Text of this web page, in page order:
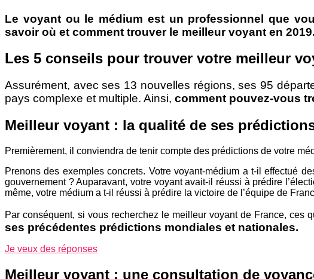
Le voyant ou le médium est un professionnel que
savoir où et comment trouver le meilleur voyant en 2019.
Les 5 conseils pour trouver votre meilleur
Assurément, avec ses 13 nouvelles régions, ses 95
pays complexe et multiple. Ainsi, comment pouvez-vous
Meilleur voyant : la qualité de ses
Premièrement, il conviendra de tenir compte des prédictions de votre
Prenons des exemples concrets. Votre voyant-médium a t-il effectué
gouvernement ? Auparavant, votre voyant avait-il réussi à prédire
même, votre médium a t-il réussi à prédire la victoire de l’équipe de
Par conséquent, si vous recherchez le meilleur voyant de France, ces
ses précédentes prédictions mondiales et nationales.
Je veux des réponses
Meilleur voyant : une consultation de